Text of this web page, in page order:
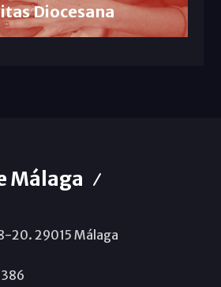
Diocesana
Málaga
20. 29015 Málaga